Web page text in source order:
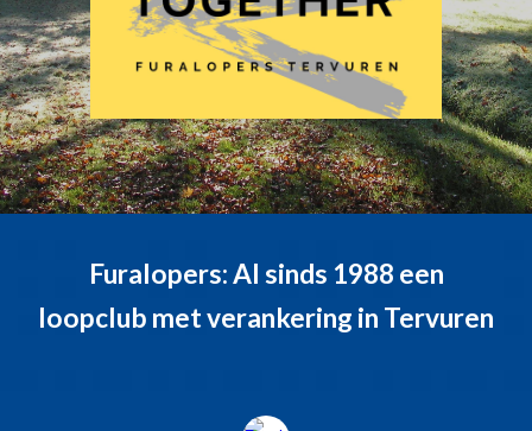
Furalopers: Al sinds 1988 een
loopclub met verankering in Tervuren